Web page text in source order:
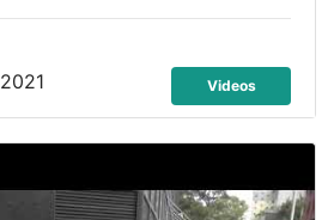
Videos